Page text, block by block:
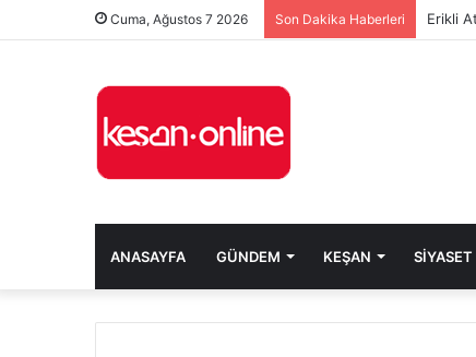
Cuma, Ağustos 7 2026 Son Dakika Haberleri Erikli
ANASAYFA GÜNDEM KEŞAN SIYASET